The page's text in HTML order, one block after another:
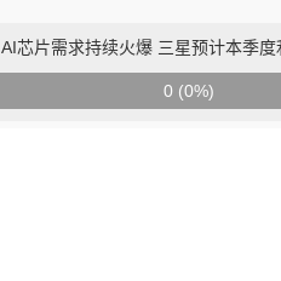
AI芯片需求持续火爆 三星预计本季度
0 (0%)